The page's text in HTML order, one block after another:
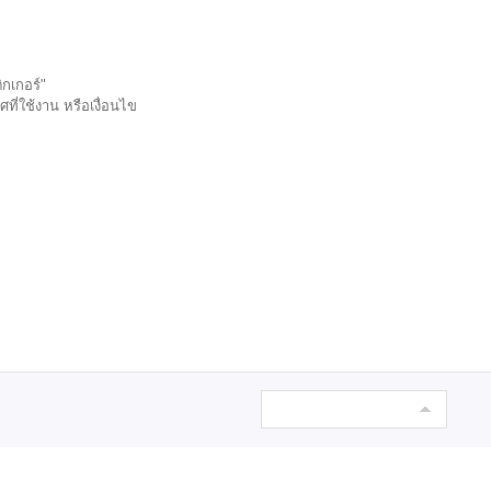
เกอร์"
ที่ใช้งาน หรือเงื่อนไข